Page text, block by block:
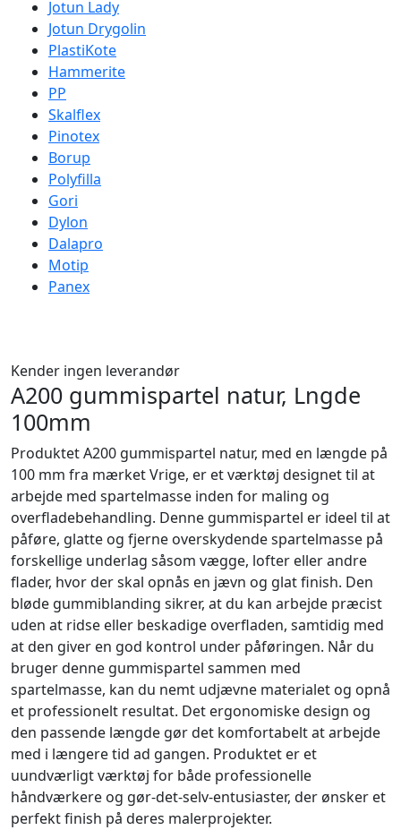
Jotun Lady
Jotun Drygolin
PlastiKote
Hammerite
PP
Skalflex
Pinotex
Borup
Polyfilla
Gori
Dylon
Dalapro
Motip
Panex
Kender ingen leverandør
A200 gummispartel natur, Lngde
100mm
Produktet A200 gummispartel natur, med en længde på
100 mm fra mærket Vrige, er et værktøj designet til at
arbejde med spartelmasse inden for maling og
overfladebehandling. Denne gummispartel er ideel til at
påføre, glatte og fjerne overskydende spartelmasse på
forskellige underlag såsom vægge, lofter eller andre
flader, hvor der skal opnås en jævn og glat finish. Den
bløde gummiblanding sikrer, at du kan arbejde præcist
uden at ridse eller beskadige overfladen, samtidig med
at den giver en god kontrol under påføringen. Når du
bruger denne gummispartel sammen med
spartelmasse, kan du nemt udjævne materialet og opnå
et professionelt resultat. Det ergonomiske design og
den passende længde gør det komfortabelt at arbejde
med i længere tid ad gangen. Produktet er et
uundværligt værktøj for både professionelle
håndværkere og gør-det-selv-entusiaster, der ønsker et
perfekt finish på deres malerprojekter.